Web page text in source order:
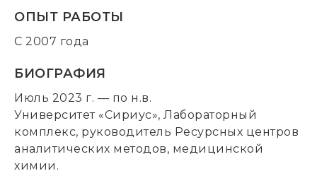
ОПЫТ РАБОТЫ
С 2007 года
БИОГРАФИЯ
Июль 2023 г. — по н.в.
Университет «Сириус», Лабораторный
комплекс, руководитель Ресурсных центров
аналитических методов, медицинской
химии.